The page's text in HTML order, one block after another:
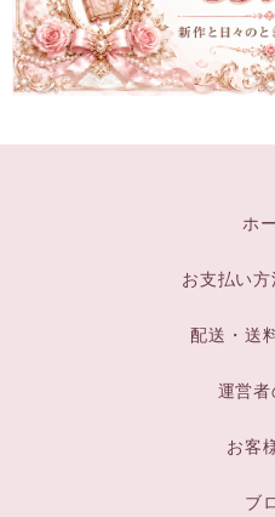
ホ
お支払い方
配送・送
運営者
お客
ブ